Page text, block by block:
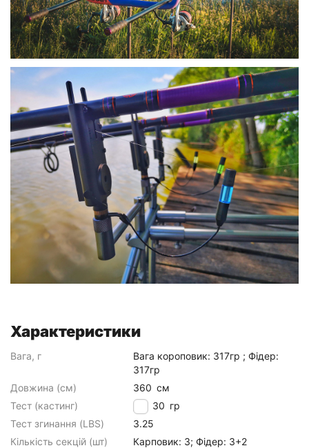
Характеристики
Вага, г
Вага короповик: 317гр ; Фідер:
317гр
Довжина (см)
360 см
Тест (кастинг)
до 130 гр
Тест згинання (LBS)
3.25
Кількість секцій (шт)
Карповик: 3; Фідер: 3+2